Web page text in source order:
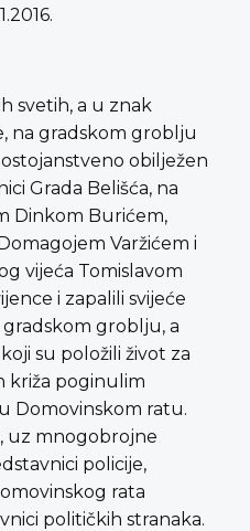
svetih, a u znak
na gradskom groblju
obilježen
Grada Belišća, na
Dinkom Burićem,
Varžićem i
vijeća Tomislavom
i zapalili svijeće
groblju, a
su položili život za
križa poginulim
Domovinskom ratu.
uz mnogobrojne
policije,
rata
političkih stranaka.